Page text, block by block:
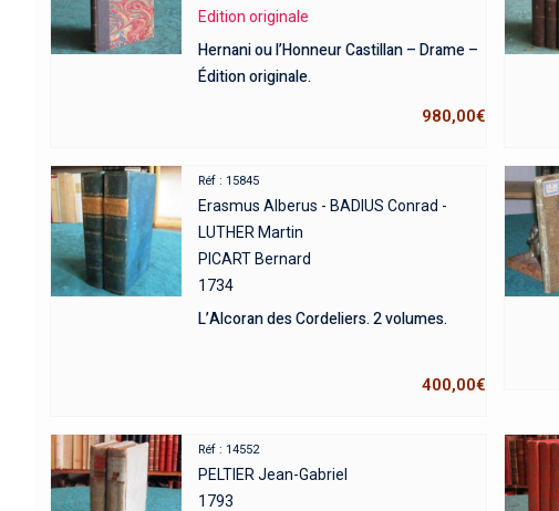
Edition originale
Hernani ou l’Honneur Castillan – Drame –
Édition originale.
980,00€
Réf : 15845
Erasmus Alberus - BADIUS Conrad -
LUTHER Martin
PICART Bernard
1734
L’Alcoran des Cordeliers. 2 volumes.
400,00€
Réf : 14552
PELTIER Jean-Gabriel
1793